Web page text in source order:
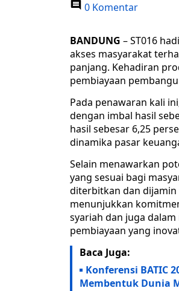
0 Komentar
BANDUNG – ST016
akses masyarakat
panjang. Kehadiran
pembiayaan
Pada penawaran kali
dengan imbal hasil
hasil sebesar 6,25
dinamika pasar
Selain menawarkan
yang sesuai bagi
diterbitkan dan dijamin
menunjukkan
syariah dan juga
pembiayaan yang
Baca Juga:
Konferensi BATIC
Membentuk Dunia